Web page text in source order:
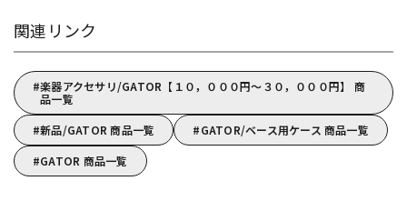
関連リンク
楽器アクセサリ/GATOR【１０，０００円～３０，０００円】 商
品一覧
新品/GATOR 商品一覧
GATOR/ベース用ケース 商品一覧
GATOR 商品一覧